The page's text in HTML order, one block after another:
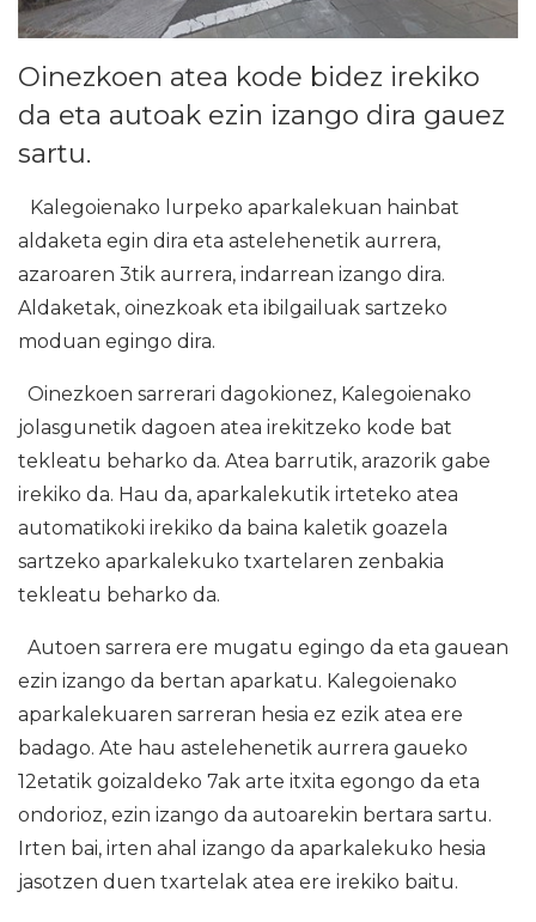
Oinezkoen atea kode bidez irekiko
da eta autoak ezin izango dira gauez
sartu.
Kalegoienako lurpeko aparkalekuan hainbat
aldaketa egin dira eta astelehenetik aurrera,
azaroaren 3tik aurrera, indarrean izango dira.
Aldaketak, oinezkoak eta ibilgailuak sartzeko
moduan egingo dira.
Oinezkoen sarrerari dagokionez, Kalegoienako
jolasgunetik dagoen atea irekitzeko kode bat
tekleatu beharko da. Atea barrutik, arazorik gabe
irekiko da. Hau da, aparkalekutik irteteko atea
automatikoki irekiko da baina kaletik goazela
sartzeko aparkalekuko txartelaren zenbakia
tekleatu beharko da.
Autoen sarrera ere mugatu egingo da eta gauean
ezin izango da bertan aparkatu. Kalegoienako
aparkalekuaren sarreran hesia ez ezik atea ere
badago. Ate hau astelehenetik aurrera gaueko
12etatik goizaldeko 7ak arte itxita egongo da eta
ondorioz, ezin izango da autoarekin bertara sartu.
Irten bai, irten ahal izango da aparkalekuko hesia
jasotzen duen txartelak atea ere irekiko baitu.